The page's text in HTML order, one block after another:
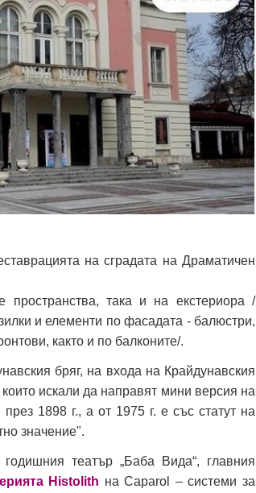
на сградата на Драматичен
пространства, така и на екстериора /
и елементи по фасадата - балюстри,
както и по балконите/.
бряг, на входа на Крайдунавския
искали да направят мини версия на
1898 г., а от 1975 г. е със статут на
значение".
театър „Баба Вида“, главния
Histolith на Caparol – системи за